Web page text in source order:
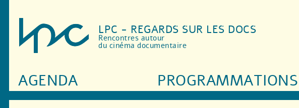
LPC - REGARDS SUR LES DOCS
Rencontres autour
du cinéma documentaire
AGENDA PROGRAMMATIONS